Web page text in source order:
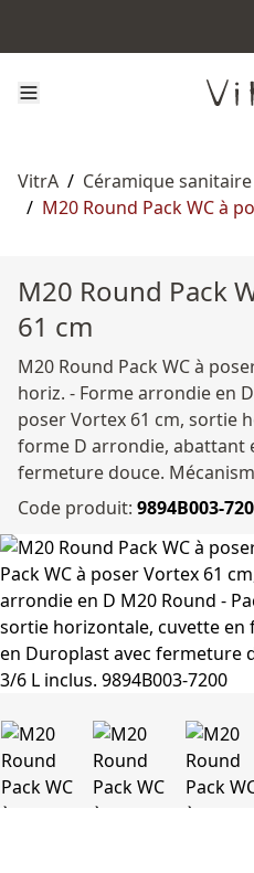
VitrA / Céramique sanitaire
/ M20 Round Pack WC à
M20 Round Pack
61 cm
M20 Round Pack WC à
horiz. - Forme arrondie en
poser Vortex 61 cm, sortie
forme D arrondie, abattant
fermeture douce.
Code produit: 9894B003-